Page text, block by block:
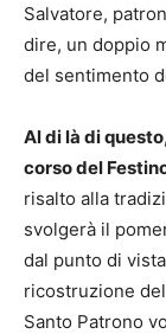
Salvatore,
dire, un doppio
del sentimento
Al di là di
corso del
risalto alla
svolgerà il
dal punto di
ricostruzione
Santo Patrono